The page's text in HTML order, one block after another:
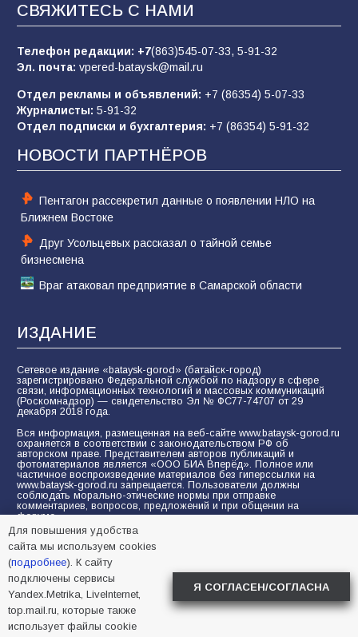
«Слухами Москву не возьмёшь»: почему
заявления Киева о мобилизации — это
отчаяние, а не разведка
81 02.08.2026
Морской квест в детском саду: как
воспитанники спасали Нептуна
74 01.08.2026
СВЯЖИТЕСЬ С НАМИ
Телефон редакции: +7(863)545-07-33, 5-91-32
Эл. почта: vpered-bataysk@mail.ru
Отдел рекламы и объявлений: +7 (86354) 5-07-33
Журналисты: 5-91-32
Отдел подписки и бухгалтерия: +7 (86354) 5-91-32
НОВОСТИ ПАРТНЁРОВ
Пентагон рассекретил данные о появлении НЛО на
Ближнем Востоке
Друг Усольцевых рассказал о тайной семье
бизнесмена
Враг атаковал предприятие в Самарской области
ИЗДАНИЕ
Сетевое издание «bataysk-gorod» (батайск-город)
зарегистрировано Федеральной службой по надзору в сфере
связи, информационных технологий и массовых коммуникаций
(Роскомнадзор) — свидетельство Эл № ФС77-74707 от 29
декабря 2018 года.
Вся информация, размещенная на веб-сайте www.bataysk-gorod.ru
охраняется в соответствии с законодательством РФ об
авторском праве. Представителем авторов публикаций и
фотоматериалов является «ООО БИА Вперёд». Полное или
частичное воспроизведение материалов без гиперссылки на
www.bataysk-gorod.ru запрещается. Пользователи должны
соблюдать морально-этические нормы при отправке
комментариев, вопросов, предложений и при общении на
форуме.
Политика конфиденциальности и защиты информации
Согласие на обработку персональных данных с помощью
сервисов Yandex.Metrika, LiveInternet, top.mail.ru
© 2005-2026 БИА «ВПЕРЕД»
Для повышения удобства
сайта мы используем cookies
(подробнее). К сайту
подключены сервисы
Yandex.Metrika, LiveInternet,
top.mail.ru, которые также
использует файлы cookie
Я СОГЛАСЕН/СОГЛАСНА